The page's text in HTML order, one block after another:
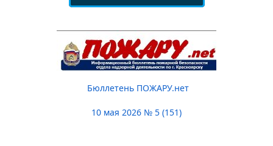
Бюллетень ПОЖАРУ.нет
10 мая 2026 № 5 (151)